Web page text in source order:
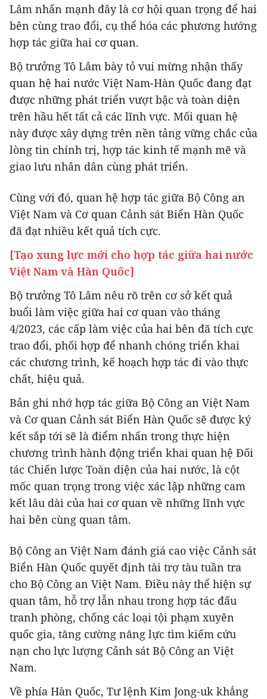
Lâm nhấn mạnh đây là cơ hội quan trọng để hai
bên cùng trao đổi, cụ thể hóa các phương hướng
hợp tác giữa hai cơ quan.
Bộ trưởng Tô Lâm bày tỏ vui mừng nhận thấy
quan hệ hai nước Việt Nam-Hàn Quốc đang đạt
được những phát triển vượt bậc và toàn diện
trên hầu hết tất cả các lĩnh vực. Mối quan hệ
này được xây dựng trên nền tảng vững chắc của
lòng tin chính trị, hợp tác kinh tế mạnh mẽ và
giao lưu nhân dân cùng phát triển.
Cùng với đó, quan hệ hợp tác giữa Bộ Công an
Việt Nam và Cơ quan Cảnh sát Biển Hàn Quốc
đã đạt nhiều kết quả tích cực.
[Tạo xung lực mới cho hợp tác giữa hai nước
Việt Nam và Hàn Quốc]
Bộ trưởng Tô Lâm nêu rõ trên cơ sở kết quả
buổi làm việc giữa hai cơ quan vào tháng
4/2023, các cấp làm việc của hai bên đã tích cực
trao đổi, phối hợp để nhanh chóng triển khai
các chương trình, kế hoạch hợp tác đi vào thực
chất, hiệu quả.
Bản ghi nhớ hợp tác giữa Bộ Công an Việt Nam
và Cơ quan Cảnh sát Biển Hàn Quốc sẽ được ký
kết sắp tới sẽ là điểm nhấn trong thực hiện
chương trình hành động triển khai quan hệ Đối
tác Chiến lược Toàn diện của hai nước, là cột
mốc quan trọng trong việc xác lập những cam
kết lâu dài của hai cơ quan về những lĩnh vực
hai bên cùng quan tâm.
Bộ Công an Việt Nam đánh giá cao việc Cảnh sát
Biển Hàn Quốc quyết định tài trợ tàu tuần tra
cho Bộ Công an Việt Nam. Điều này thể hiện sự
quan tâm, hỗ trợ lẫn nhau trong hợp tác đấu
tranh phòng, chống các loại tội phạm xuyên
quốc gia, tăng cường năng lực tìm kiếm cứu
nạn cho lực lượng Cảnh sát Bộ Công an Việt
Nam.
Về phía Hàn Quốc, Tư lệnh Kim Jong-uk khẳng